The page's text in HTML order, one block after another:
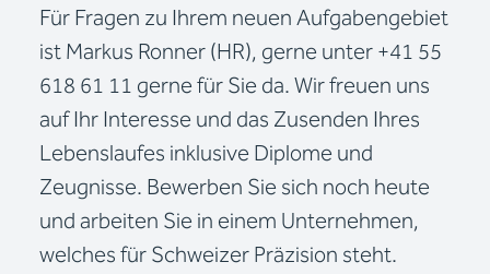
Für Fragen zu Ihrem neuen Aufgabengebiet
ist Markus Ronner (HR), gerne unter +41 55
618 61 11 gerne für Sie da. Wir freuen uns
auf Ihr Interesse und das Zusenden Ihres
Lebenslaufes inklusive Diplome und
Zeugnisse. Bewerben Sie sich noch heute
und arbeiten Sie in einem Unternehmen,
welches für Schweizer Präzision steht.